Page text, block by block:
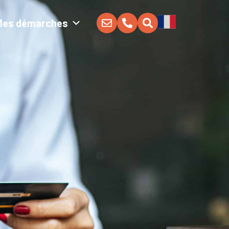
démarches